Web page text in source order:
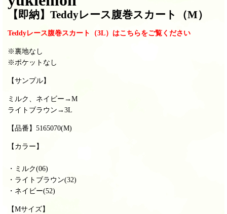
【即納】Teddyレース腹巻スカート（M）
Teddyレース腹巻スカート（3L）はこちらをご覧ください
※裏地なし
※ポケットなし
【サンプル】
ミルク、ネイビー→M
ライトブラウン→3L
【品番】5165070(M)
【カラー】
・ミルク(06)
・ライトブラウン(32)
・ネイビー(52)
【Mサイズ】